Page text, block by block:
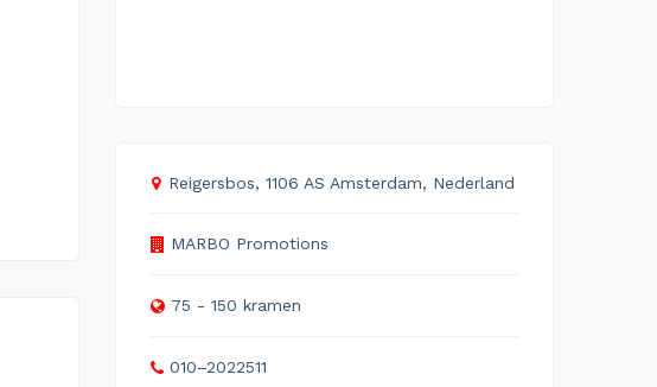
Reigersbos, 1106 AS Amsterdam, Nederland
MARBO Promotions
75 - 150 kramen
010–2022511